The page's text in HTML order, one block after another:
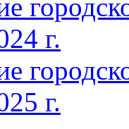
г.
г.